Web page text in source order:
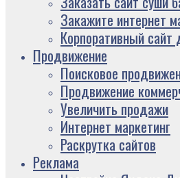
Закажите интернет
Корпоративный
Продвижение
Поисковое
Продвижение
Увеличить продажи
Интернет маркетинг
Раскрутка сайтов
Реклама